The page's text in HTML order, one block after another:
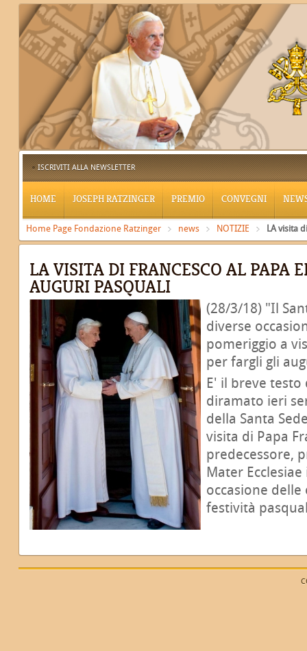
ISCRIVITI ALLA NEWSLETTER
HOME JOSEPH RATZINGER PREMIO CONVEGNI
Home Page Fondazione Ratzinger news NOTIZIE LA visita
LA VISITA DI FRANCESCO AL PAPA
AUGURI PASQUALI
(28/3/18) "Il
diverse
pomeriggio a
per fargli gli
E' il breve
diramato ieri
della Santa
visita di Papa
predecessore,
Mater
occasione
festività